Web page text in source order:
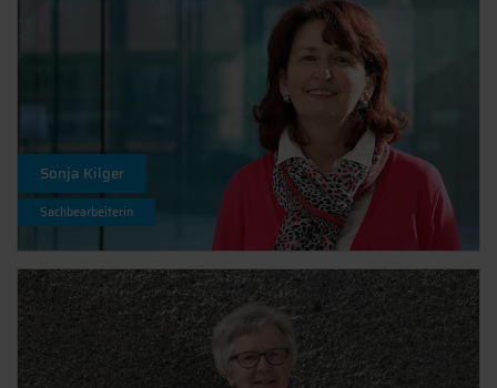
Sonja Kilger
Sachbearbeiterin